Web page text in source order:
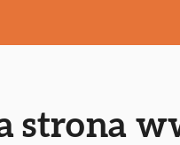
strona